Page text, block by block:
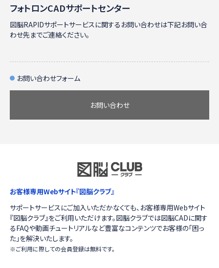
フォトロンCADサポートセンター
図脳RAPIDサポートサービスに関するお問い合わせは下記お問い合
わせ先までご連絡ください。
お問い合わせフォーム
お問い合わせ
お客様専用Webサイト『図脳クラブ』
サポートサービスにご加入いただかなくても、お客様専用Webサイト
『図脳クラブ』をご利用いただけます。図脳クラブでは図脳CADに関す
るFAQや動画チュートリアルなど豊富なコンテンツでお客様の「困っ
た」を解決いたします。
※ご利用に際しての会員登録は無料です。